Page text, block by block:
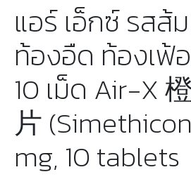
แอร์ เอ็กซ์ รสส้
ท้องอืด ท้องเฟ้อ
10 เม็ด Air-X
片
mg, 10 tablets